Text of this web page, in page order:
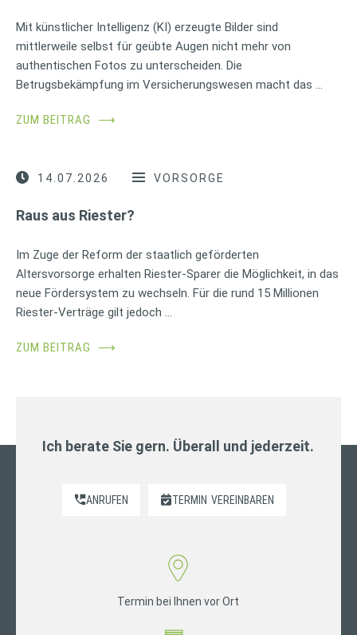
Mit künstlicher Intelligenz (KI) erzeugte Bilder sind
mittlerweile selbst für geübte Augen nicht mehr von
authentischen Fotos zu unterscheiden. Die
Betrugsbekämpfung im Versicherungswesen macht das …
ZUM BEITRAG ⟶
14.07.2026 VORSORGE
Raus aus Riester?
Im Zuge der Reform der staatlich geförderten
Altersvorsorge erhalten Riester-Sparer die Möglichkeit, in das
neue Fördersystem zu wechseln. Für die rund 15 Millionen
Riester-Verträge gilt jedoch …
ZUM BEITRAG ⟶
Ich berate Sie gern. Überall und jederzeit.
ANRUFEN TERMIN VEREINBAREN
Termin bei Ihnen vor Ort